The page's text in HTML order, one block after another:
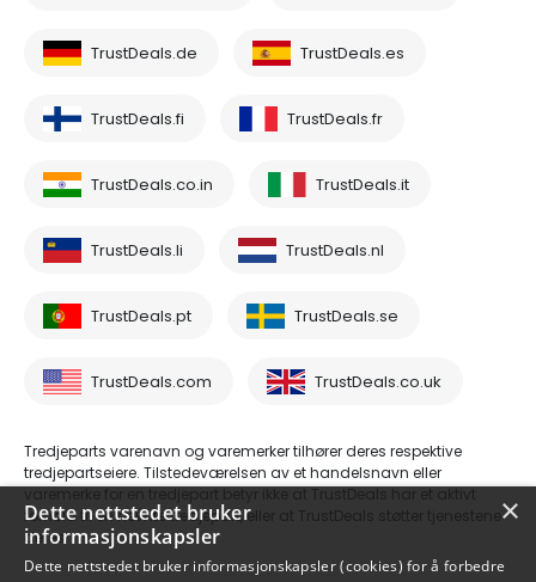
TrustDeals.de TrustDeals.es
TrustDeals.fi TrustDeals.fr
TrustDeals.co.in TrustDeals.it
TrustDeals.li TrustDeals.nl
TrustDeals.pt TrustDeals.se
TrustDeals.com TrustDeals.co.uk
Tredjeparts varenavn og varemerker tilhører deres respektive
tredjepartseiere. Tilstedeværelsen av et handelsnavn eller
forhold til en nevnte tredjepart, eller at TrustDeals støtter tjenestene
deres.
×
Dette nettstedet bruker
informasjonskapsler
Dette nettstedet bruker informasjonskapsler (cookies) for å forbedre